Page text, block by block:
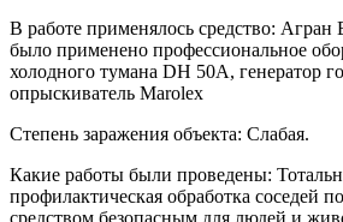
В работе применялось средство: Агран
было применено профессиональное
холодного тумана DH 50A, генератор
опрыскиватель Marolex
Степень заражения объекта: Слабая.
Какие работы были проведены:
профилактическая обработка соседей